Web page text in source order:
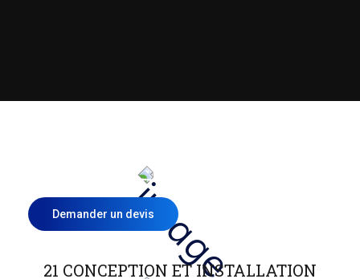
21 CONCEPTION ET INSTALLATION
Demander un devis